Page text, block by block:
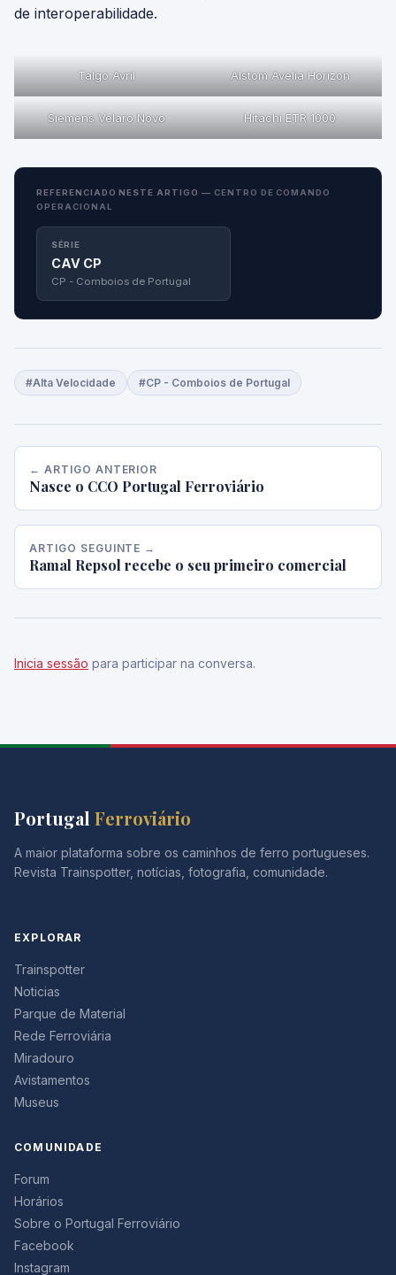
de interoperabilidade.
Talgo Avril Alstom Avelia Horizon
Siemens Velaro Novo Hitachi ETR 1000
REFERENCIADO NESTE ARTIGO — CENTRO DE COMANDO
OPERACIONAL
SÉRIE
CAV CP
CP - Comboios de Portugal
#Alta Velocidade #CP - Comboios de Portugal
← ARTIGO ANTERIOR
Nasce o CCO Portugal Ferroviário
ARTIGO SEGUINTE →
Ramal Repsol recebe o seu primeiro comercial
Inicia sessão para participar na conversa.
Portugal Ferroviário
A maior plataforma sobre os caminhos de ferro portugueses.
Revista Trainspotter, notícias, fotografia, comunidade.
EXPLORAR
Trainspotter
Noticias
Parque de Material
Rede Ferroviária
Miradouro
Avistamentos
Museus
COMUNIDADE
Forum
Horários
Sobre o Portugal Ferroviário
Facebook
Instagram